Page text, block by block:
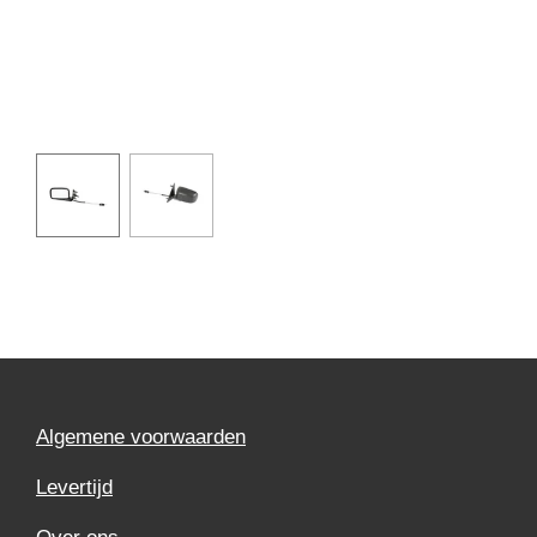
Algemene voorwaarden
Levertijd